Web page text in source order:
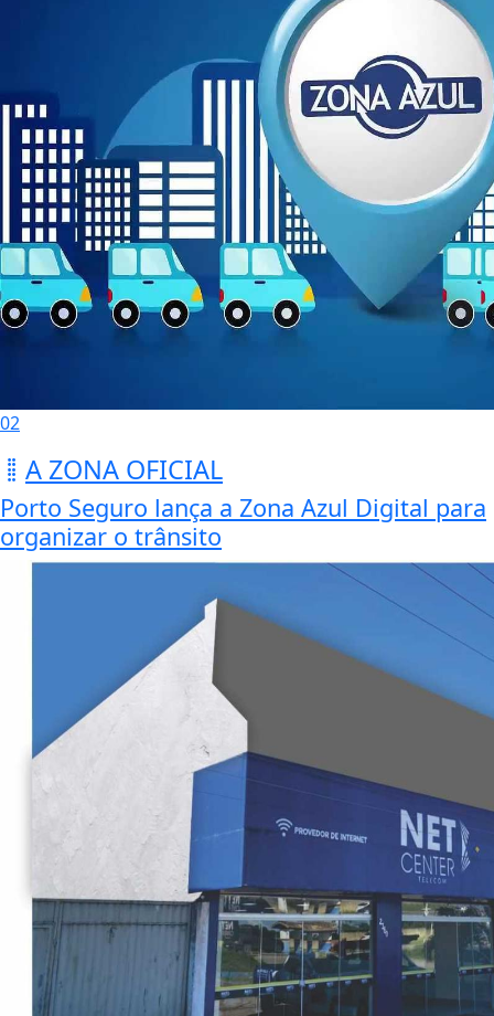
02
A ZONA OFICIAL
Porto Seguro lança a Zona Azul Digital para
organizar o trânsito